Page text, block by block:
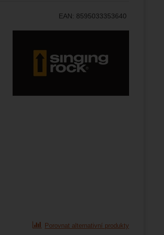
EAN: 8595033353640
Porovnat alternativní produkty